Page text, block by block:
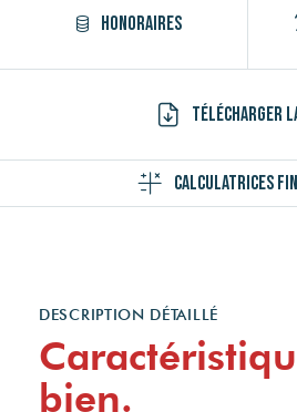
Honoraires
Télécharger
Calculatrices
DESCRIPTION DÉTAILLÉ
bien.